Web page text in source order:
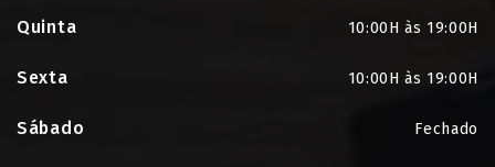
Quinta 10:00H às 19:00H
Sexta 10:00H às 19:00H
Sábado Fechado